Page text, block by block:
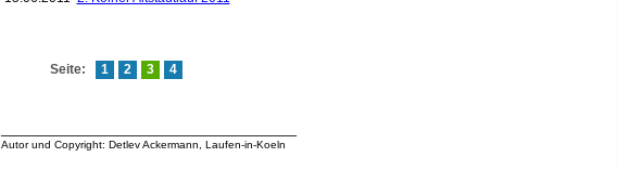
Seite: 1 2 3 4
Autor und Copyright: Detlev Ackermann, Laufen-in-Koeln